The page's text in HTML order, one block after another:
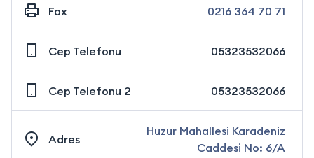
Fax 0216 364 70 71
Cep Telefonu 05323532066
Cep Telefonu 2 05323532066
Adres
Huzur Mahallesi Karadeniz
Caddesi No: 6/A